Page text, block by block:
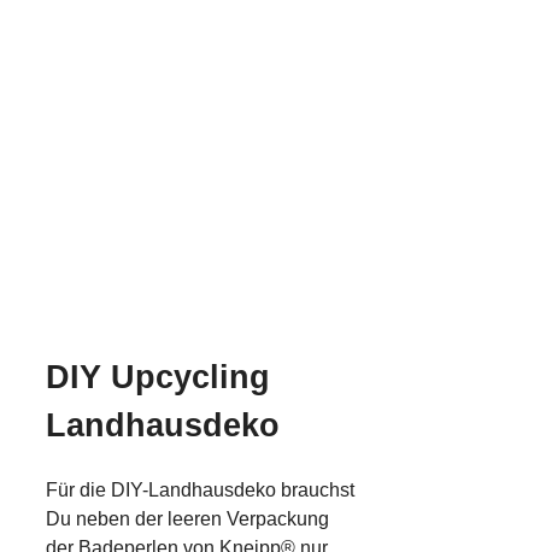
DIY Upcycling
Landhausdeko
Für die DIY-Landhausdeko brauchst
Du neben der leeren Verpackung